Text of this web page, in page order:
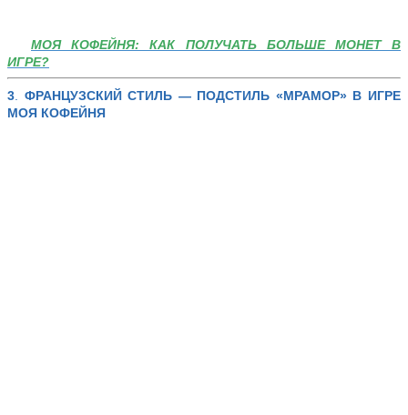
МОЯ КОФЕЙНЯ: КАК ПОЛУЧАТЬ БОЛЬШЕ МОНЕТ В
ИГРЕ?
3. ФРАНЦУЗСКИЙ СТИЛЬ — ПОДСТИЛЬ «МРАМОР»В ИГРЕ
МОЯ КОФЕЙНЯ